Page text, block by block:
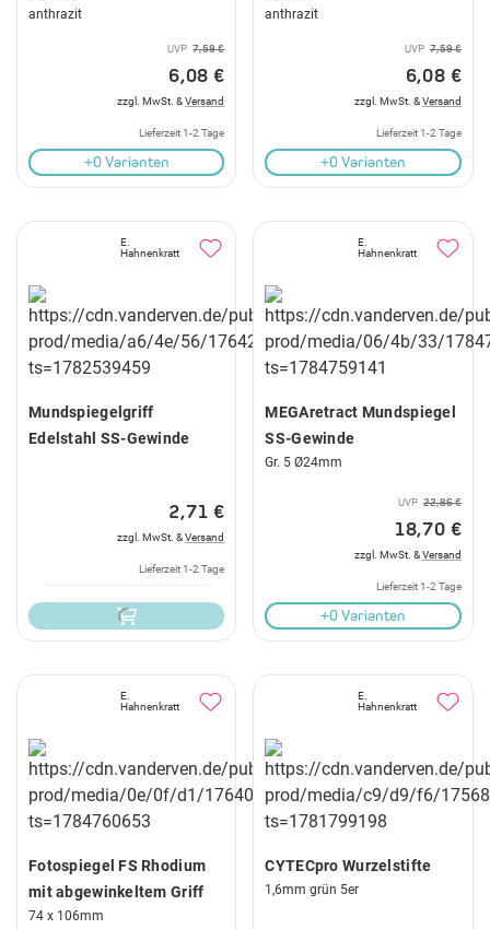
anthrazit
UVP 7,59 €
6,08 €
zzgl. MwSt. &Versand
Lieferzeit 1-2 Tage
+0 Varianten
anthrazit
UVP 7,59 €
6,08 €
zzgl. MwSt. &Versand
Lieferzeit 1-2 Tage
+0 Varianten
E.
Hahnenkratt
Mundspiegelgriff
Edelstahl SS-Gewinde
2,71 €
zzgl. MwSt. &Versand
Lieferzeit 1-2 Tage
E.
Hahnenkratt
MEGAretract Mundspiegel
SS-Gewinde
Gr. 5 Ø24mm
UVP 22,86 €
18,70 €
zzgl. MwSt. &Versand
Lieferzeit 1-2 Tage
+0 Varianten
E.
Hahnenkratt
Fotospiegel FS Rhodium
mit abgewinkeltem Griff
74 x 106mm
E.
Hahnenkratt
CYTECpro Wurzelstifte
1,6mm grün 5er